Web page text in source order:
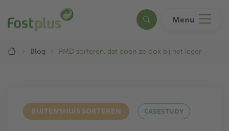
en
naar
inhoud
Search Menu
Breadcrumb
Blog PMD sorteren, dat doen ze ook bij het leger
BUITENSHUIS SORTEREN CASESTUDY